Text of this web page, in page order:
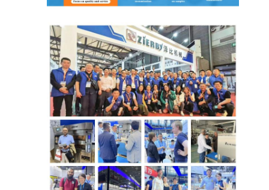
المُقسّم
طابعة الغذاء
العجين المغطي بملاءة
آلة تقطيع الخبز التجارية
مصحح المخبوزات
مُبرّد مُخمّر